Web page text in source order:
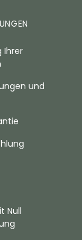
Ihrer
und
Null